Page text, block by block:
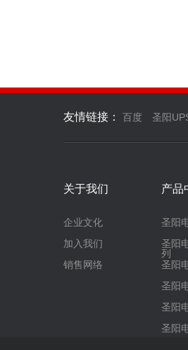
友情链接： 百度 圣阳
关于我们
企业文化
加入我们
销售网络
产品
圣阳
圣阳
列
圣阳
圣阳
圣阳
圣阳